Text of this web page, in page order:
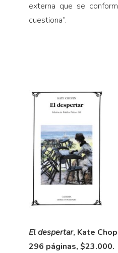
externa que se
cuestiona”.
El despertar, Kate
296 páginas, $23.000.